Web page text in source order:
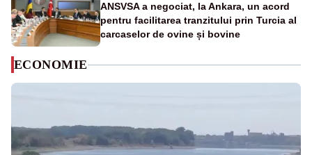
ANSVSA a negociat, la Ankara, un acord
pentru facilitarea tranzitului prin Turcia al
carcaselor de ovine și bovine
ECONOMIE